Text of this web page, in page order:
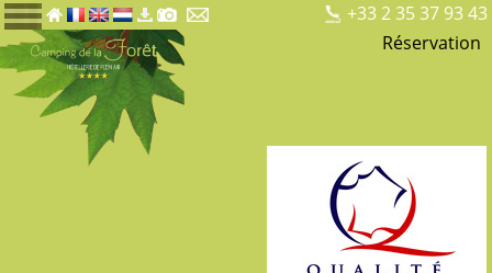
+33 2 35 37 93 43
Réservation